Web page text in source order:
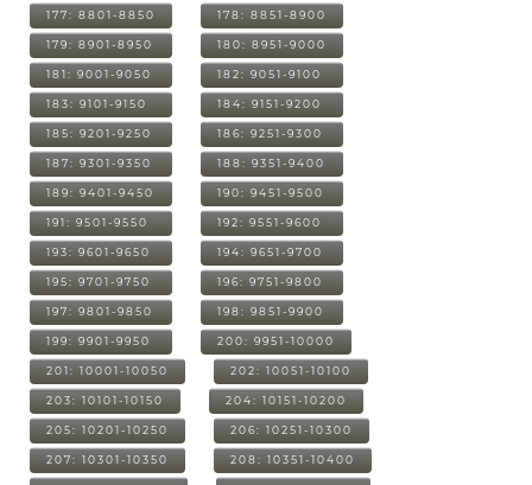
177: 8801-8850 178: 8851-8900
179: 8901-8950 180: 8951-9000
181: 9001-9050 182: 9051-9100
183: 9101-9150 184: 9151-9200
185: 9201-9250 186: 9251-9300
187: 9301-9350 188: 9351-9400
189: 9401-9450 190: 9451-9500
191: 9501-9550 192: 9551-9600
193: 9601-9650 194: 9651-9700
195: 9701-9750 196: 9751-9800
197: 9801-9850 198: 9851-9900
199: 9901-9950 200: 9951-10000
201: 10001-10050 202: 10051-10100
203: 10101-10150 204: 10151-10200
205: 10201-10250 206: 10251-10300
207: 10301-10350 208: 10351-10400